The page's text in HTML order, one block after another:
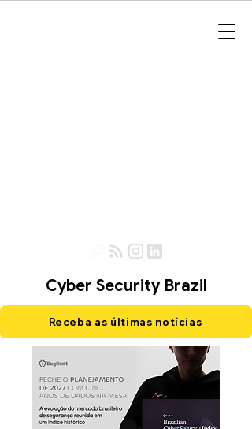
Cyber Security Brazil
Receba as últimas notícias